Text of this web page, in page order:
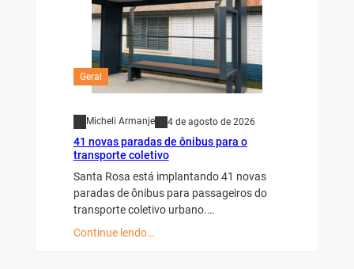
Geral
Micheli Armanje 4 de agosto de 2026
41 novas paradas de ônibus para o
transporte coletivo
Santa Rosa está implantando 41 novas
paradas de ônibus para passageiros do
transporte coletivo urbano.…
Continue lendo…